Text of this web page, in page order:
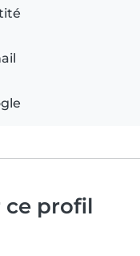
ce profil